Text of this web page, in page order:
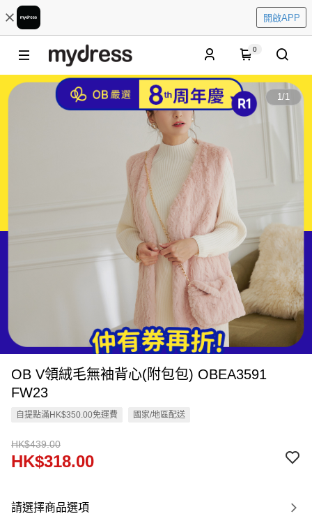
開啟APP
0
1/1
OB V領絨毛無袖背心(附包包) OBEA3591
FW23
自提點滿HK$350.00免運費 國家/地區配送
HK$439.00
HK$318.00
請選擇商品選項